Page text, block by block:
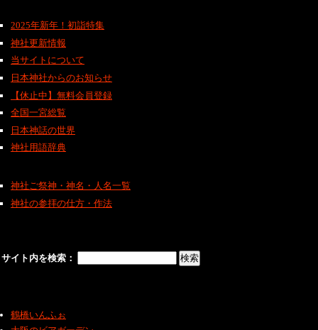
2025年新年！初詣特集
神社更新情報
当サイトについて
日本神社からのお知らせ
【休止中】無料会員登録
全国一宮総覧
日本神話の世界
神社用語辞典
神社ご祭神・神名・人名一覧
神社の参拝の仕方・作法
サイト内を検索：
鶴橋いんふぉ